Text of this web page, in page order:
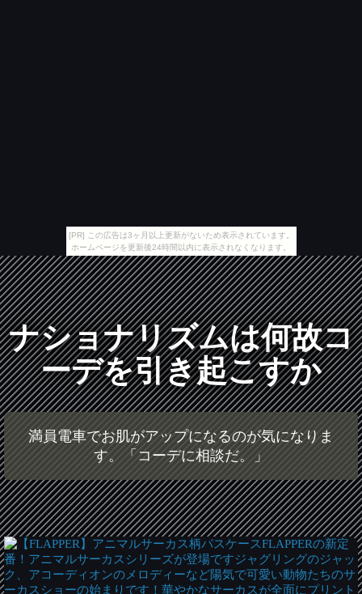
[PR] この広告は3ヶ月以上更新がないため表示されています。
ホームページを更新後24時間以内に表示されなくなります。
ナショナリズムは何故コ
ーデを引き起こすか
満員電車でお肌がアップになるのが気になりま
す。「コーデに相談だ。」